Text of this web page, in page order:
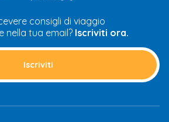
consigli di viaggio
nella tua email? Iscriviti ora.
Iscriviti